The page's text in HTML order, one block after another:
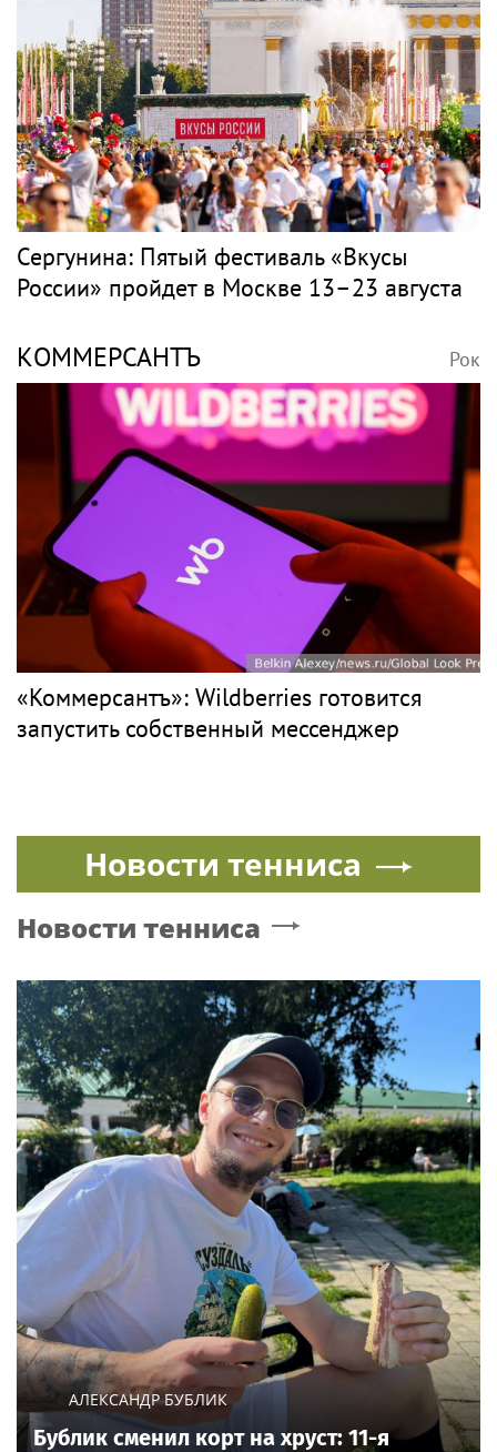
Сергунина: Пятый фестиваль «Вкусы
России» пройдет в Москве 13–23 августа
КОММЕРСАНТЪ Рок
«Коммерсантъ»: Wildberries готовится
запустить собственный мессенджер
Новости тенниса
Новости тенниса
АЛЕКСАНДР БУБЛИК
Бублик сменил корт на хруст: 11-я